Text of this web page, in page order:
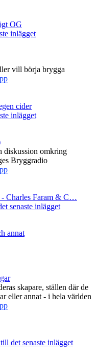
OG
inlägget
vill börja brygga
cider
inlägget
diskussion omkring
Bryggradio
- Charles Faram & C…
senaste inlägget
annat
skapare, ställen där de
eller annat - i hela världen
det senaste inlägget